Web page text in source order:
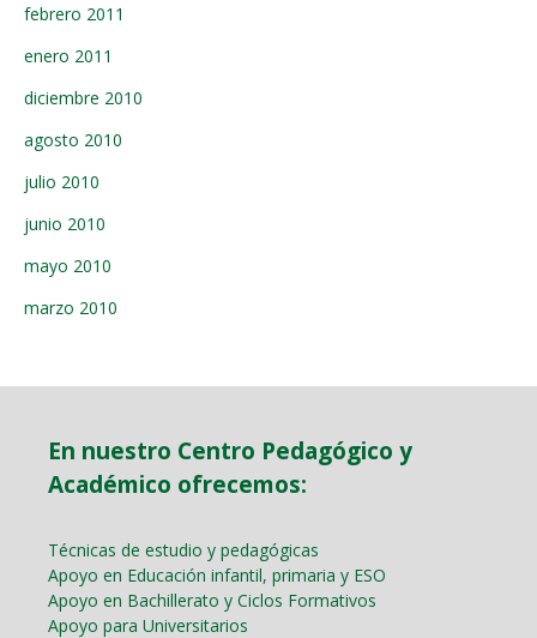
febrero 2011
enero 2011
diciembre 2010
agosto 2010
julio 2010
junio 2010
mayo 2010
marzo 2010
En nuestro Centro Pedagógico y
Académico ofrecemos:
Técnicas de estudio y pedagógicas
Apoyo en Educación infantil, primaria y ESO
Apoyo en Bachillerato y Ciclos Formativos
Apoyo para Universitarios